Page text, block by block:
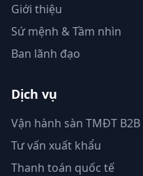
Giới thiệu
Sứ mệnh & Tầm nhìn
Ban lãnh đạo
Dịch vụ
Vận hành sàn TMĐT B2B
Tư vấn xuất khẩu
Thanh toán quốc tế